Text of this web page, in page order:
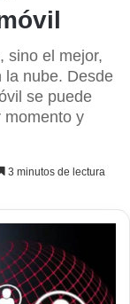
sino el mejor,
la nube. Desde
se puede
momento y
3 minutos de lectura